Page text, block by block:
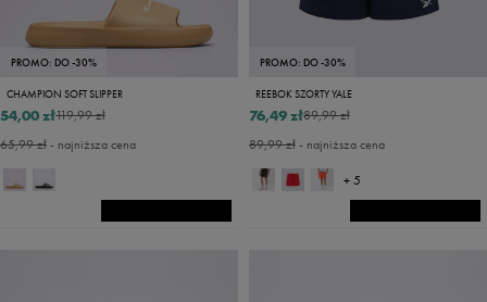
PROMO: DO -30%
CHAMPION SOFT SLIPPER
119,99 zł
54,00 zł
65,99 zł- najniższa cena
PROMO: DO -30%
REEBOK SZORTY YALE
89,99 zł
76,49 zł
89,99 zł- najniższa cena
+ 5